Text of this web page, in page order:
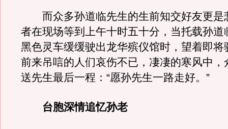
而众多孙道临先生的生前知交好友更是
者在现场等到上午十时五十分，当托载孙道
黑色灵车缓缓驶出龙华殡仪馆时，望着即将
前来吊唁的人们哀伤不已，凄凄的寒风中，
送先生最后一程：“愿孙先生一路走好。”
台胞深情追忆孙老